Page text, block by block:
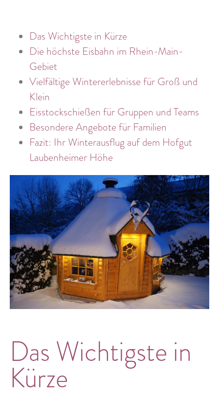
Das Wichtigste in Kürze
Die höchste Eisbahn im Rhein-Main-
Gebiet
Vielfältige Wintererlebnisse für Groß und
Klein
Eisstockschießen für Gruppen und Teams
Besondere Angebote für Familien
Fazit: Ihr Winterausflug auf dem Hofgut
Laubenheimer Höhe
Das Wichtigste in
Kürze